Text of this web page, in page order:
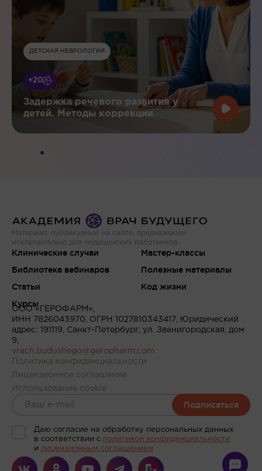
ДЕТСКАЯ НЕВРОЛОГИЯ
+20
Задержка речевого развития у
детей. Методы коррекции
Материал, публикуемый на сайте, предназначен
исключительно для медицинских работников
Клинические случаи
Библиотека вебинаров
Статьи
Курсы
Мастер-классы
Полезные материалы
Код жизни
ООО «ГЕРОФАРМ»,
ИНН 7826043970, ОГРН 1027810343417, Юридический
адрес: 191119, Санкт-Петербург, ул. Звенигородская, дом
9,
vrach.budushego@geropharm.com
Политика конфиденциальности
Лицензионное соглашение
Использование cookie
Подписаться
Даю согласие на обработку персональных данных
в соответствии c политикой конфиденциальности
и лицензионным соглашением